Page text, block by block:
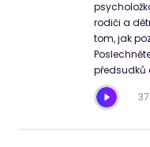
rodiči a
tom, jak
předsudků